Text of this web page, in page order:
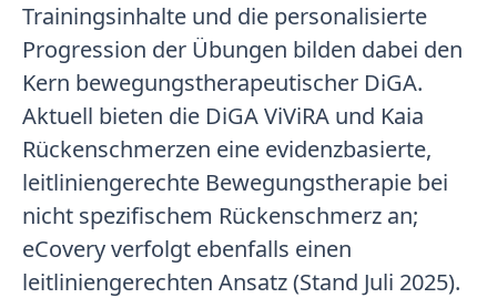
Trainingsinhalte und die personalisierte
Progression der Übungen bilden dabei den
Kern bewegungstherapeutischer DiGA.
Aktuell bieten die DiGA ViViRA und Kaia
Rückenschmerzen eine evidenzbasierte,
leitliniengerechte Bewegungstherapie bei
nicht spezifischem Rückenschmerz an;
eCovery verfolgt ebenfalls einen
leitliniengerechten Ansatz (Stand Juli 2025).